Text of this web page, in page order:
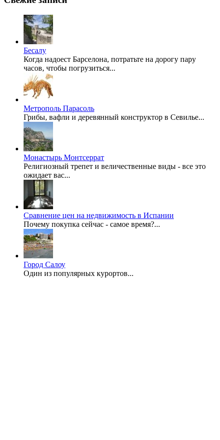
Бесалу
Когда надоест Барселона, потратьте на дорогу пару
часов, чтобы погрузиться...
Метрополь Парасоль
Грибы, вафли и деревянный конструктор в Севилье...
Монастырь Монтсеррат
Религиозный трепет и величественные виды - все это
ожидает вас...
Сравнение цен на недвижимость в Испании
Почему покупка сейчас - самое время?...
Город Салоу
Один из популярных курортов...